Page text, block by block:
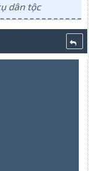
dân tộc